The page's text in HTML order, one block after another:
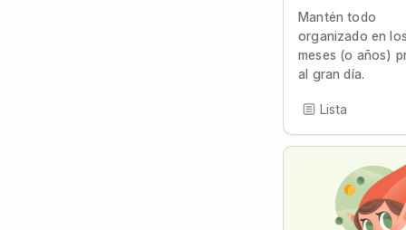
Mantén todo
organizado en
meses (o años)
al gran día.
Lista